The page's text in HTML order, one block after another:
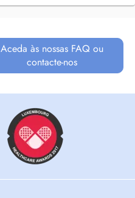
Aceda às nossas FAQ ou
contacte-nos